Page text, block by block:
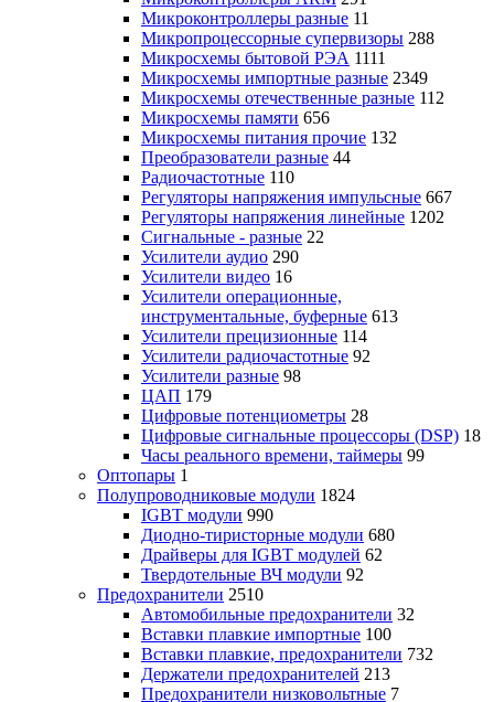
Микроконтроллеры разные 11
Микропроцессорные супервизоры 288
Микросхемы бытовой РЭА 1111
Микросхемы импортные разные 2349
Микросхемы отечественные разные 112
Микросхемы памяти 656
Микросхемы питания прочие 132
Преобразователи разные 44
Радиочастотные 110
Регуляторы напряжения импульсные 667
Регуляторы напряжения линейные 1202
Сигнальные - разные 22
Усилители аудио 290
Усилители видео 16
Усилители операционные,
инструментальные, буферные 613
Усилители прецизионные 114
Усилители радиочастотные 92
Усилители разные 98
ЦАП 179
Цифровые потенциометры 28
Цифровые сигнальные процессоры (DSP) 18
Часы реального времени, таймеры 99
Оптопары 1
Полупроводниковые модули 1824
IGBT модули 990
Диодно-тиристорные модули 680
Драйверы для IGBT модулей 62
Твердотельные ВЧ модули 92
Предохранители 2510
Автомобильные предохранители 32
Вставки плавкие импортные 100
Вставки плавкие, предохранители 732
Держатели предохранителей 213
Предохранители низковольтные 7